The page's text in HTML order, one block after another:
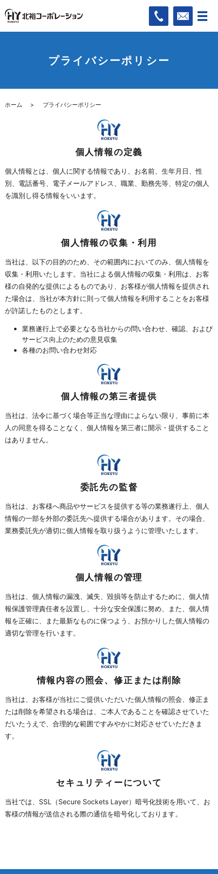
プライバシーポリシー
ホーム プライバシーポリシー
個人情報の定義
個人情報とは、個人に関する情報であり、お名前、生年月日、性
別、電話番号、電子メールアドレス、職業、勤務先等、特定の個人
を識別し得る情報をいいます。
個人情報の収集・利用
当社は、以下の目的のため、その範囲内においてのみ、個人情報を
収集・利用いたします。当社による個人情報の収集・利用は、お客
様の自発的な提供によるものであり、お客様が個人情報を提供され
た場合は、当社が本方針に則って個人情報を利用することをお客様
が許諾したものとします。
業務遂行上で必要となる当社からの問い合わせ、確認、および
サービス向上のための意見収集
各種のお問い合わせ対応
個人情報の第三者提供
当社は、法令に基づく場合等正当な理由によらない限り、事前に本
人の同意を得ることなく、個人情報を第三者に開示・提供すること
はありません。
委託先の監督
当社は、お客様へ商品やサービスを提供する等の業務遂行上、個人
情報の一部を外部の委託先へ提供する場合があります。その場合、
業務委託先が適切に個人情報を取り扱うように管理いたします。
個人情報の管理
当社は、個人情報の漏洩、滅失、毀損等を防止するために、個人情
報保護管理責任者を設置し、十分な安全保護に努め、また、個人情
報を正確に、また最新なものに保つよう、お預かりした個人情報の
適切な管理を行います。
情報内容の照会、修正または削除
当社は、お客様が当社にご提供いただいた個人情報の照会、修正ま
たは削除を希望される場合は、ご本人であることを確認させていた
だいたうえで、合理的な範囲ですみやかに対応させていただきま
す。
セキュリティーについて
当社では、SSL（Secure Sockets Layer）暗号化技術を用いて、お
客様の情報が送信される際の通信を暗号化しております。